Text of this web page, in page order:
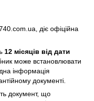
діє офіційна
12 місяців від дати
може встановлювати
інформація
документі.
документ, що